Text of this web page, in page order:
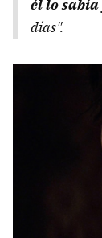
él lo sabía
días".